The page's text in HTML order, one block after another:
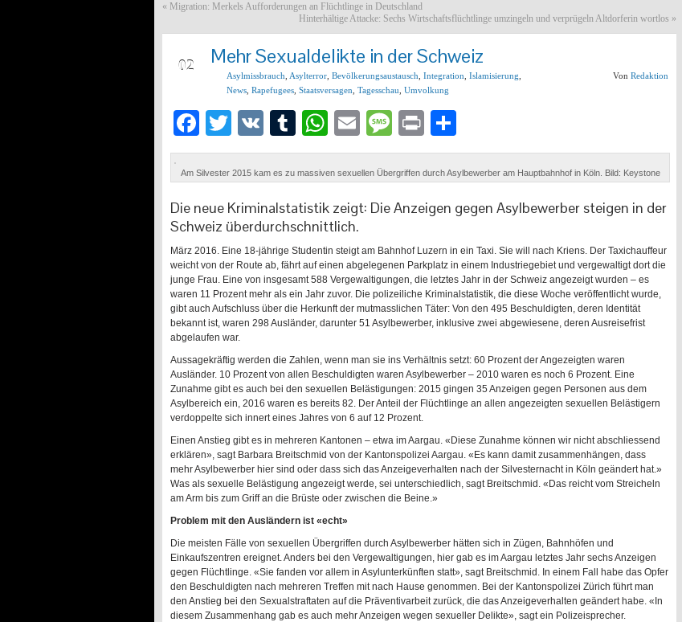
« Migration: Merkels Aufforderungen an Flüchtlinge in Deutschland
Hinterhältige Attacke: Sechs Wirtschaftsflüchtlinge umzingeln und verprügeln Altdorferin wortlos »
02 Mehr Sexualdelikte in der Schweiz
Asylmissbrauch Asylterror Bevölkerungsaustausch Integration Islamisierung
News Rapefugees Staatsversagen Tagesschau Umvolkung
Von Redaktion
Facebook
Twitter
VK Tumblr
WhatsApp
EmailMessage
Print
Am Silvester 2015 kam es zu massiven sexuellen Übergriffen durch Asylbewerber am Hauptbahnhof in Köln. Bild: Keystone
Die neue Kriminalstatistik zeigt: Die Anzeigen gegen Asylbewerber steigen in der
Schweiz überdurchschnittlich.
März 2016. Eine 18-jährige Studentin steigt am Bahnhof Luzern in ein Taxi. Sie will nach Kriens. Der Taxichauffeur
weicht von der Route ab, fährt auf einen abgelegenen Parkplatz in einem Industriegebiet und vergewaltigt dort die
junge Frau. Eine von insgesamt 588 Vergewaltigungen, die letztes Jahr in der Schweiz angezeigt wurden – es
waren 11 Prozent mehr als ein Jahr zuvor. Die polizeiliche Kriminalstatistik, die diese Woche veröffentlicht wurde,
gibt auch Aufschluss über die Herkunft der mutmasslichen Täter: Von den 495 Beschuldigten, deren Identität
bekannt ist, waren 298 Ausländer, darunter 51 Asylbewerber, inklusive zwei abgewiesene, deren Ausreisefrist
abgelaufen war.
Aussagekräftig werden die Zahlen, wenn man sie ins Verhältnis setzt: 60 Prozent der Angezeigten waren
Ausländer. 10 Prozent von allen Beschuldigten waren Asylbewerber – 2010 waren es noch 6 Prozent. Eine
Zunahme gibt es auch bei den sexuellen Belästigungen: 2015 gingen 35 Anzeigen gegen Personen aus dem
Asylbereich ein, 2016 waren es bereits 82. Der Anteil der Flüchtlinge an allen angezeigten sexuellen Belästigern
verdoppelte sich innert eines Jahres von 6 auf 12 Prozent.
Einen Anstieg gibt es in mehreren Kantonen – etwa im Aargau. «Diese Zunahme können wir nicht abschliessend
erklären», sagt Barbara Breitschmid von der Kantonspolizei Aargau. «Es kann damit zusammenhängen, dass
mehr Asylbewerber hier sind oder dass sich das Anzeigeverhalten nach der Silvesternacht in Köln geändert hat.»
Was als sexuelle Belästigung angezeigt werde, sei unterschiedlich, sagt Breitschmid. «Das reicht vom Streicheln
am Arm bis zum Griff an die Brüste oder zwischen die Beine.»
Problem mit den Ausländern ist «echt»
Die meisten Fälle von sexuellen Übergriffen durch Asylbewerber hätten sich in Zügen, Bahnhöfen und
Einkaufszentren ereignet. Anders bei den Vergewaltigungen, hier gab es im Aargau letztes Jahr sechs Anzeigen
gegen Flüchtlinge. «Sie fanden vor allem in Asylunterkünften statt», sagt Breitschmid. In einem Fall habe das Opfer
den Beschuldigten nach mehreren Treffen mit nach Hause genommen. Bei der Kantonspolizei Zürich führt man
den Anstieg bei den Sexualstraftaten auf die Präventivarbeit zurück, die das Anzeigeverhalten geändert habe. «In
diesem Zusammenhang gab es auch mehr Anzeigen wegen sexueller Delikte», sagt ein Polizeisprecher.